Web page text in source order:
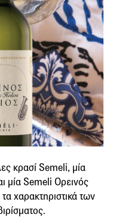
κρασί Semeli, μία
μία Semeli Ορεινός
χαρακτηριστικά των